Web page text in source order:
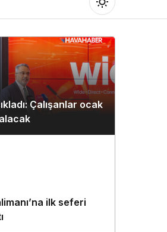
Mod
değiştir
Modu
modunu seçin.
seçin.
Çalışanlar ocak
ilk seferi